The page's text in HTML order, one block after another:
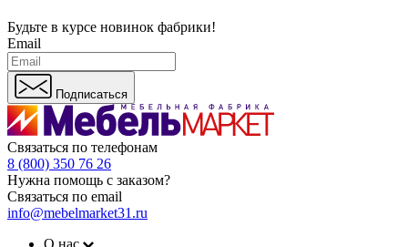
Будьте в курсе новинок фабрики!
Email
Подписаться
Связаться по телефонам
8 (800) 350 76 26
Нужна помощь с заказом?
Связаться по email
info@mebelmarket31.ru